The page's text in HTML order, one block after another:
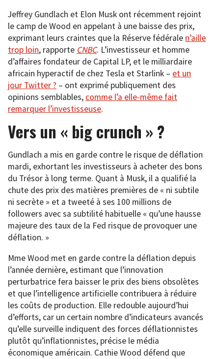
Jeffrey Gundlach et Elon Musk ont récemment rejoint
le camp de Wood en appelant à une baisse des prix,
exprimant leurs craintes que la Réserve fédérale n’aille
trop loin, rapporte CNBC. L’investisseur et homme
d’affaires fondateur de Capital LP, et le milliardaire
africain hyperactif de chez Tesla et Starlink – et un
jour Twitter ? – ont exprimé publiquement des
opinions semblables, comme l’a elle-même fait
remarquer l’investisseuse.
Vers un « big crunch » ?
Gundlach a mis en garde contre le risque de déflation
mardi, exhortant les investisseurs à acheter des bons
du Trésor à long terme. Quant à Musk, il a qualifié la
chute des prix des matières premières de « ni subtile
ni secrète » et a tweeté à ses 100 millions de
followers avec sa subtilité habituelle « qu’une hausse
majeure des taux de la Fed risque de provoquer une
déflation. »
Mme Wood met en garde contre la déflation depuis
l’année dernière, estimant que l’innovation
perturbatrice fera baisser le prix des biens obsolètes
et que l’intelligence artificielle contribuera à réduire
les coûts de production. Elle redouble aujourd’hui
d’efforts, car un certain nombre d’indicateurs avancés
qu’elle surveille indiquent des forces déflationnistes
plutôt qu’inflationnistes, précise le média
économique américain. Cathie Wood défend que